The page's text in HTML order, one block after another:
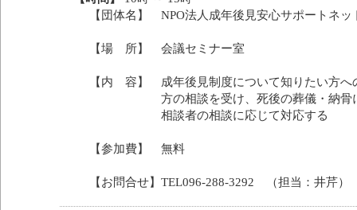
【団体名】 NPO法人成年後見安心サポートネッ
【場 所】 会議セミナー室
【内 容】 成年後見制度について知りたい方へ
方の相談を受け、死後の葬儀・納骨につ
相談者の相談に応じて対応する
【参加費】 無料
【お問合せ】TEL096-288-3292 （担当：井芹）